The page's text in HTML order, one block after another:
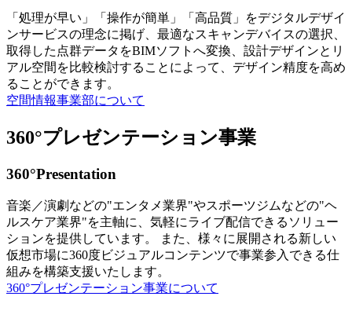
「処理が早い」「操作が簡単」「高品質」をデジタルデザイ
ンサービスの理念に掲げ、最適なスキャンデバイスの選択、
取得した点群データをBIMソフトへ変換、設計デザインとリ
アル空間を比較検討することによって、デザイン精度を高め
ることができます。
空間情報事業部について
360°プレゼンテーション事業
360°Presentation
音楽／演劇などの"エンタメ業界"やスポーツジムなどの"ヘ
ルスケア業界"を主軸に、気軽にライブ配信できるソリュー
ションを提供しています。 また、様々に展開される新しい
仮想市場に360度ビジュアルコンテンツで事業参入できる仕
組みを構築支援いたします。
360°プレゼンテーション事業について